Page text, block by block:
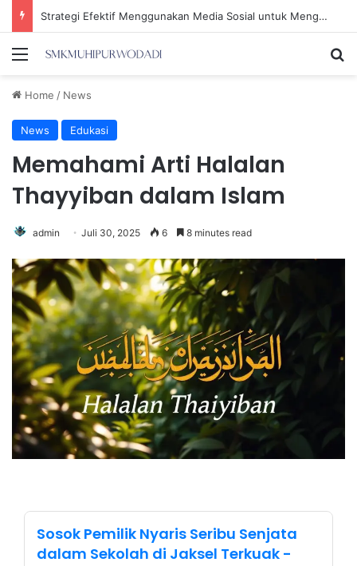
Strategi Efektif Menggunakan Media Sosial untuk Menghemat Waktu Berharga Anda
Menu
Home / News
News Edukasi
Memahami Arti Halalan
Thayyiban dalam Islam
admin Juli 30, 2025 6 8 minutes read
Sosok Pemilik Nyaris Seribu Senjata
dalam Sekolah di Jaksel Terkuak -